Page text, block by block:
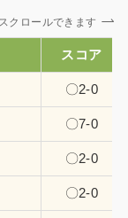
クロールできます
スコア
〇2-0
〇7-0
〇2-0
〇2-0